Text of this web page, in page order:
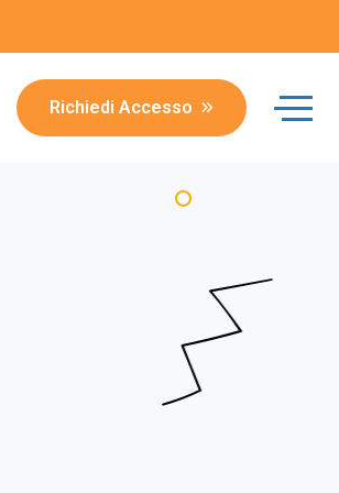
Richiedi Accesso